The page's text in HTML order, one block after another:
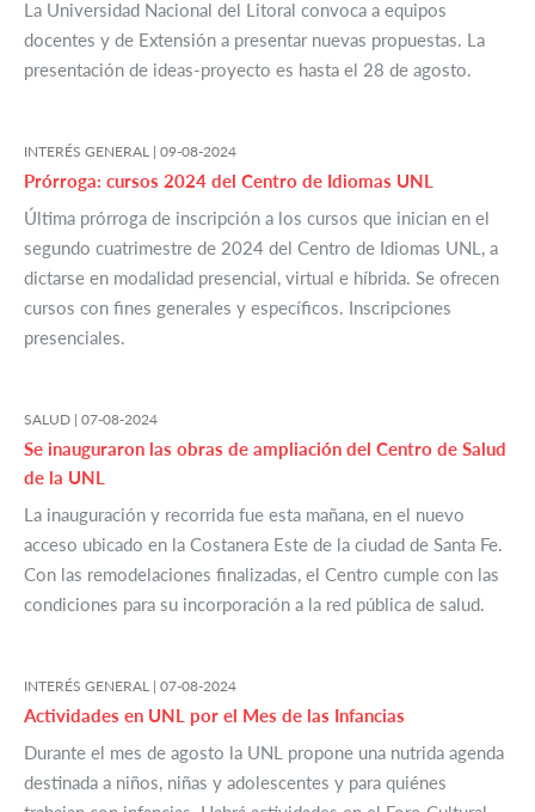
La Universidad Nacional del Litoral convoca a equipos
docentes y de Extensión a presentar nuevas propuestas. La
presentación de ideas-proyecto es hasta el 28 de agosto.
INTERÉS GENERAL | 09-08-2024
Prórroga: cursos 2024 del Centro de Idiomas UNL
Última prórroga de inscripción a los cursos que inician en el
segundo cuatrimestre de 2024 del Centro de Idiomas UNL, a
dictarse en modalidad presencial, virtual e híbrida. Se ofrecen
cursos con fines generales y específicos. Inscripciones
presenciales.
SALUD | 07-08-2024
Se inauguraron las obras de ampliación del Centro de Salud
de la UNL
La inauguración y recorrida fue esta mañana, en el nuevo
acceso ubicado en la Costanera Este de la ciudad de Santa Fe.
Con las remodelaciones finalizadas, el Centro cumple con las
condiciones para su incorporación a la red pública de salud.
INTERÉS GENERAL | 07-08-2024
Actividades en UNL por el Mes de las Infancias
Durante el mes de agosto la UNL propone una nutrida agenda
destinada a niños, niñas y adolescentes y para quiénes